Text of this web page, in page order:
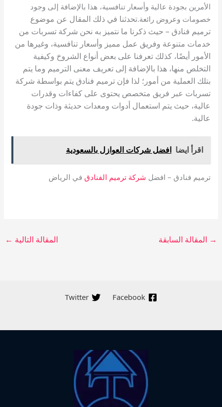
الأمرين بجودة عالية وأسعار تنافسية، هذا بالإضافة إلى وجود
خصومات وعروض رائعة.تحدثنا في ذلك المقال عن موضوع
ترميم فنادق – حيث ذكرنا ما نتميز به نحن شركة تسربات من
خدمات متنوعة وفريق عمل مميز وأسعار تنافسية، وغيرها من
الأمور أيضًا، كذلك تعرفنا على بعض أنواع الشروخ وكيفية
التخلص منها، هذا بالإضافة إلى تعريف معنى الترميم وما يتم
بتلك العملية من أمور؛ لذا فإن ترميم فنادق يتم بواسطة شركة
تسربات عبر فريق متخصص يحتوى على كفاءات وقدرات
عالية، حيث يتم استعمال أدوات ومعدات حديثة وذات جودة
عالية.
اقرأ ايضا افضل شركات العوازل بالسعودية
ترميم فنادق – افضل شركة ترميم الفنادق في الرياض
→ المقالة السابقة المقالة التالية ←
Facebook
Twitter